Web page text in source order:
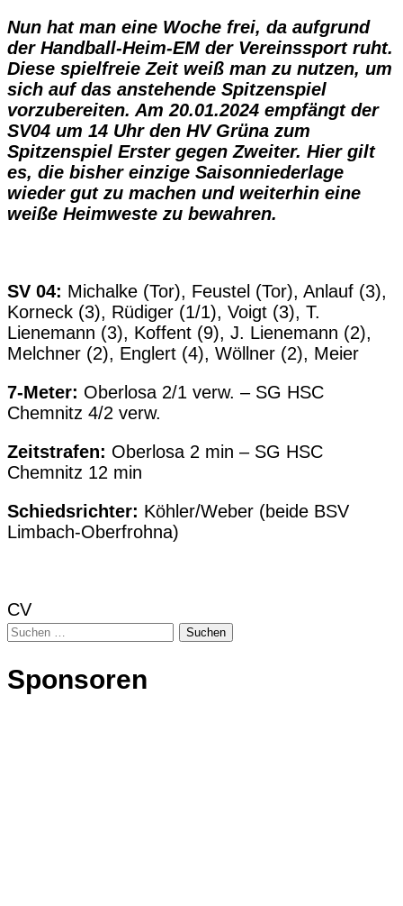
Nun hat man eine Woche frei, da aufgrund
der Handball-Heim-EM der Vereinssport ruht.
Diese spielfreie Zeit weiß man zu nutzen, um
sich auf das anstehende Spitzenspiel
vorzubereiten. Am 20.01.2024 empfängt der
SV04 um 14 Uhr den HV Grüna zum
Spitzenspiel Erster gegen Zweiter. Hier gilt
es, die bisher einzige Saisonniederlage
wieder gut zu machen und weiterhin eine
weiße Heimweste zu bewahren.
SV 04: Michalke (Tor), Feustel (Tor), Anlauf (3),
Korneck (3), Rüdiger (1/1), Voigt (3), T.
Lienemann (3), Koffent (9), J. Lienemann (2),
Melchner (2), Englert (4), Wöllner (2), Meier
7-Meter: Oberlosa 2/1 verw. – SG HSC
Chemnitz 4/2 verw.
Zeitstrafen: Oberlosa 2 min – SG HSC
Chemnitz 12 min
Schiedsrichter: Köhler/Weber (beide BSV
Limbach-Oberfrohna)
CV
Suchen
Sponsoren